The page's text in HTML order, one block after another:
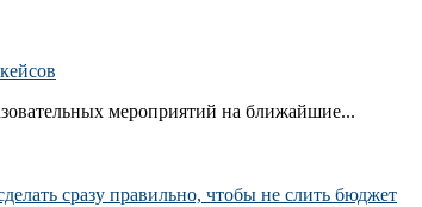
мероприятий на ближайшие...
сразу правильно, чтобы не слить бюджет